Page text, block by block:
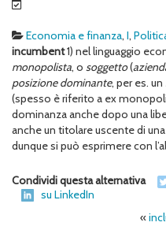
Economia e finanza, I,
incumbent1) nel linguaggio
monopolista, o soggetto(
posizione dominante, per es. un
(spesso è riferito a ex
dominanza anche dopo una
anche un titolare uscente di
dunque si può esprimere con
Condividi questa alternativa
su LinkedIn
«